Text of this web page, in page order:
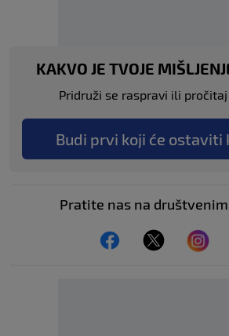
KAKVO JE TVOJE
Pridruži se raspravi ili
Budi prvi koji će ostaviti
Pratite nas na